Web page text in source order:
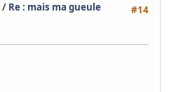
#14
/ Re : mais ma gueule